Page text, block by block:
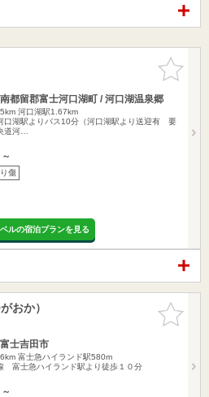
お気に入
りに追加
都留郡富士河口湖町 / 河口湖温泉郷
河口湖駅1.67km
口湖駅よりバス10分（河口湖駅より送迎有 要
道河…
傷
ルの宿泊プランを見る
お気に入
りに追加
おか）
士吉田市
富士急ハイランド駅580m
富士急ハイランド駅より徒歩１０分